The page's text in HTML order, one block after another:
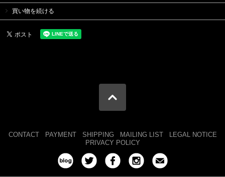
買い物を続ける
CONTACT PAYMENT SHIPPING MAILING LIST
LEGAL NOTICE
PRIVACY POLICY